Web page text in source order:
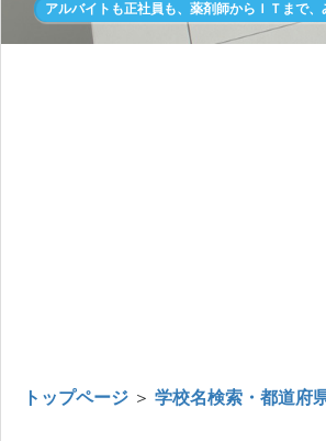
アルバイトも正社員も、薬剤師からＩＴまで
トップページ ＞ 学校名検索・都道府